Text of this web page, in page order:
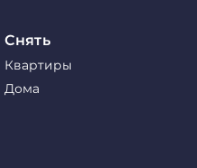
Снять
Квартиры
Дома